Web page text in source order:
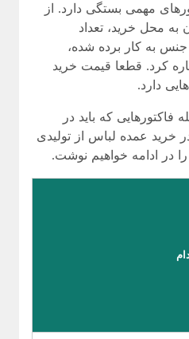
مهمی بستگی دارد. از
به محل خرید، تعداد
به کار برده شده،
کرد. قطعا قیمت خرید
دارد.
فاکتورهایی که باید در
خرید عمده لباس از تولیدی
در ادامه خواهیم نوشت.